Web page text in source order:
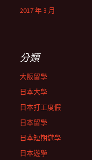
2017 年 3 月
分類
大阪留學
日本大學
日本打工度假
日本留學
日本短期遊學
日本遊學